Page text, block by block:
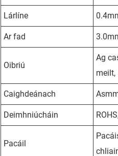
Lárlíne
Ar fad
Oibriú
Ag
meilt,
Caighdeánach
Deimhniúcháin
Pacáil